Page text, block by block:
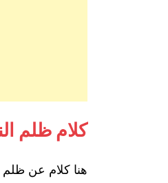
كلام ظلم
هنا كلام عن